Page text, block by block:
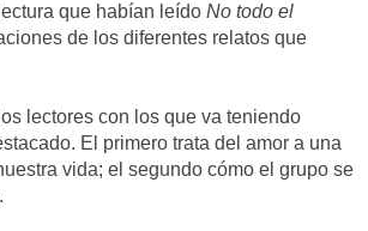
que habían leído No todo el
de los diferentes relatos que
lectores con los que va teniendo
El primero trata del amor a una
vida; el segundo cómo el grupo se